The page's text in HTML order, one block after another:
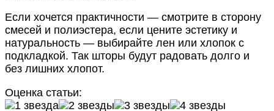
Если хочется практичности — смотрите в сторону
смесей и полиэстера, если цените эстетику и
натуральность — выбирайте лен или хлопок с
подкладкой. Так шторы будут радовать долго и
без лишних хлопот.
Оценка статьи: